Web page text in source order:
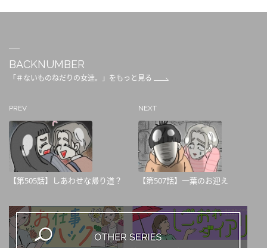
BACKNUMBER
「＃ないものねだりの女達。」をもっと見る
PREV
【第505話】しあわせな帰り道？
NEXT
【第507話】一葉のお迎え